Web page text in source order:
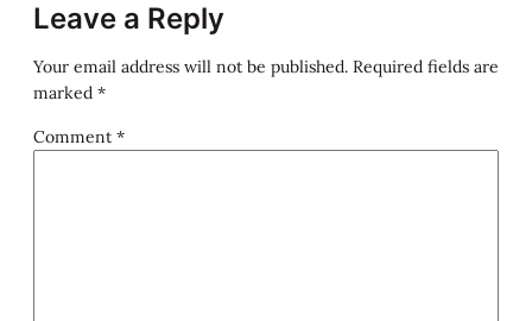
Leave a Reply
Your email address will not be published. Required fields are
marked *
Comment *